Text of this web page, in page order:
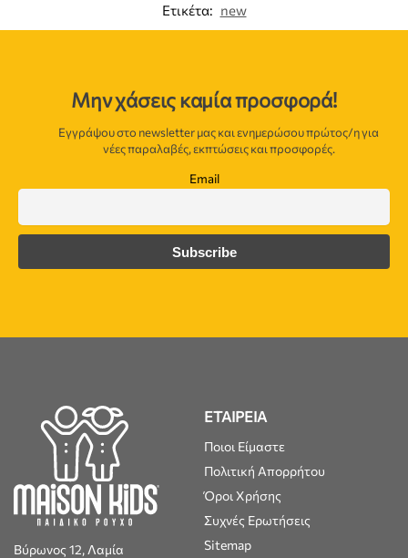
Ετικέτα: new
Μην χάσεις καμία προσφορά!
Εγγράψου στο newsletter μας και ενημερώσου πρώτος/η για
νέες παραλαβές, εκπτώσεις και προσφορές.
Email
Βύρωνος 12, Λαμία
ΕΤΑΙΡΕΙΑ
Ποιοι Είμαστε
Πολιτική Απορρήτου
Όροι Χρήσης
Συχνές Ερωτήσεις
Sitemap